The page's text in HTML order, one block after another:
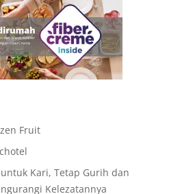
Fruit
Kari, Tetap Gurih dan
Kelezatannya